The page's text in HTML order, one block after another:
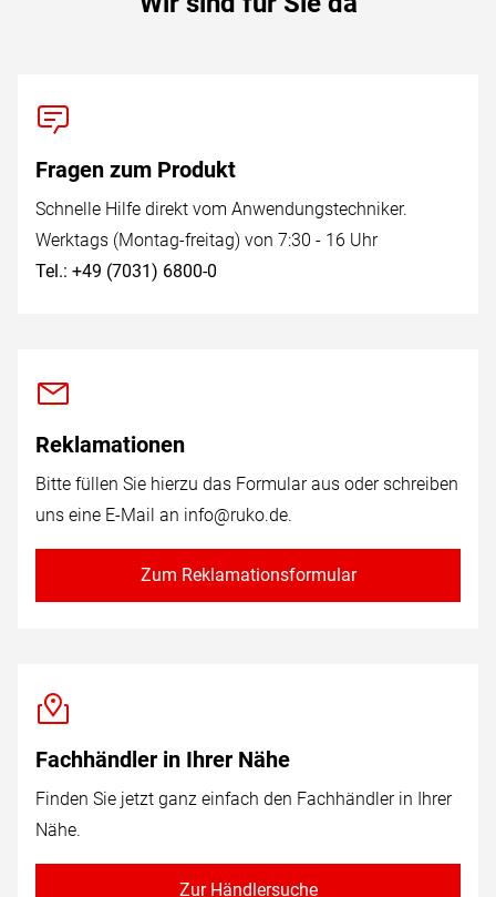
Fragen zum Produkt
Schnelle Hilfe direkt vom Anwendungstechniker.
Werktags (Montag-freitag) von 7:30 - 16 Uhr
Tel.: +49 (7031) 6800-0
Reklamationen
Bitte füllen Sie hierzu das Formular aus oder schreiben
uns eine E-Mail an info@ruko.de.
Zum Reklamationsformular
Fachhändler in Ihrer Nähe
Finden Sie jetzt ganz einfach den Fachhändler in Ihrer
Nähe.
Zur Händlersuche